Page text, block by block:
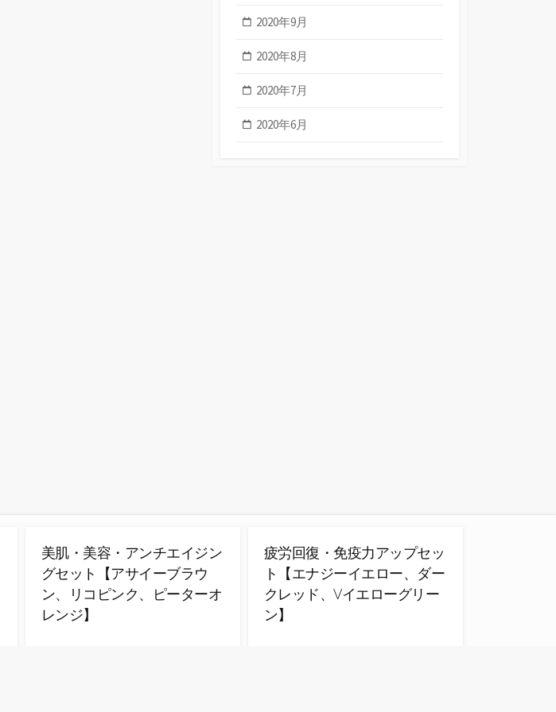
2020年9月
2020年8月
2020年7月
2020年6月
美肌・美容・アンチエイジン
グセット【アサイーブラウ
ン、リコピンク、ピーターオ
レンジ】
疲労回復・免疫力アップセッ
ト【エナジーイエロー、ダー
クレッド、Vイエローグリー
ン】